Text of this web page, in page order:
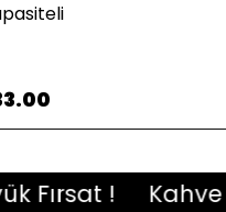
! Kahve